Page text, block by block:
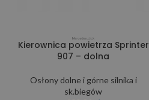
Kierownica powietrza Sprinter
907 – dolna
Osłony dolne i górne silnika i
sk.biegów